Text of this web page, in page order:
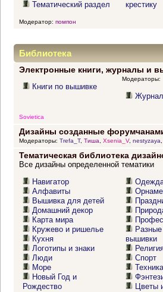
Тематический раздел крестику
Модератор: помпон
Библиотека
Электронные книги, журналы и
Книги по вышивке
Модераторы:
Sovietica
Дизайны созданные
Модераторы: Trefa_T, Тиша, Xsenia_V, nestyzaya,
Тематическая библиотека
Все дизайны определенной тематики
Навигатор
Алфавиты
Вышивка для детей
Домашний декор
Карта мира
Кружево и ришелье
Кухня
Логотипы и знаки
Люди
Море
Новый Год и
Рождество
Разные
вышивки
Спорт
Цветы